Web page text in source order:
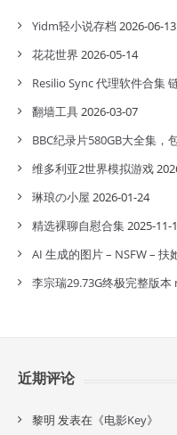
Yidm轻小说存档 2026-06-13
花花世界 2026-05-14
Resilio Sync 代理软件合集
翻墙工具2026-03-07
BBC纪录片580GB大全集，
维多利亚2世界模拟游戏
琳琅の小屋 2026-01-24
精选裸聊自慰合集2025-11-
AI 生成的图片 – NSFW – 扶
李宗瑞29.73G终极完整版
近期评论
黎明 发表在《电影Key》